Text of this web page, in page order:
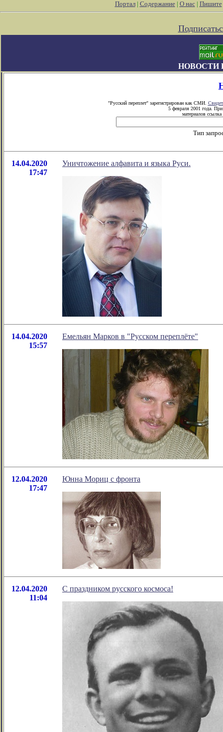
Портал| Содержание| О нас| Пишите
НОВОСТИ
"Русский переплет" зарегистрирован как СМИ.
5 февраля 2001 года.
материалов
Тип
14.04.2020
17:47
Уничтожение алфавита и языка Руси.
14.04.2020
15:57
Емельян Марков в "Русском переплёте"
12.04.2020
17:47
Юнна Мориц с фронта
12.04.2020
11:04
С праздником русского космоса!